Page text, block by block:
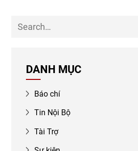
DANH MỤC
Báo chí
Tin Nội Bộ
Tài Trợ